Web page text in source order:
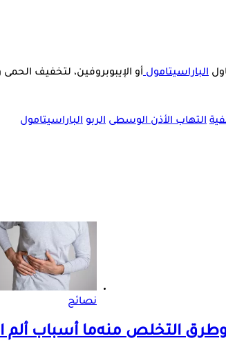
الباراسيتامولأو الإيبوبروفين، لتخفيف
التهاب الأذن الوسطى الربو الباراسيتامول
التخلص منه
نصائح
ما أسباب ألم